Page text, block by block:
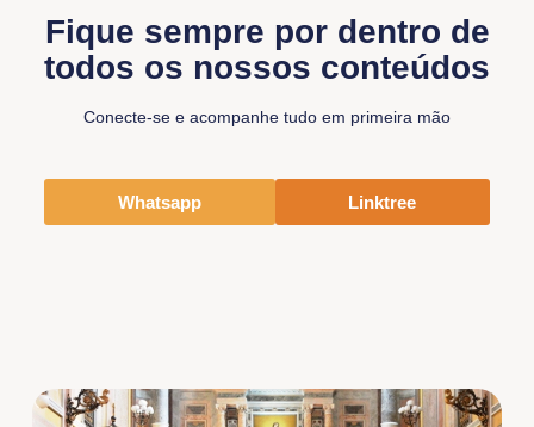
Fique sempre por dentro de
todos os nossos conteúdos
Conecte-se e acompanhe tudo em primeira mão
Whatsapp Linktree